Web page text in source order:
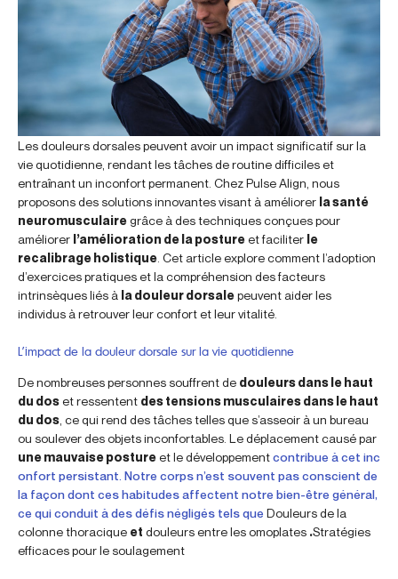
Les douleurs dorsales peuvent avoir un impact significatif sur la
vie quotidienne, rendant les tâches de routine difficiles et
entraînant un inconfort permanent. Chez Pulse Align, nous
proposons des solutions innovantes visant à améliorer la santé
neuromusculaire grâce à des techniques conçues pour
améliorer l’amélioration de la postureet faciliter le
recalibrage holistique . Cet article explore comment l’adoption
d’exercices pratiques et la compréhension des facteurs
intrinsèques liés à la douleur dorsalepeuvent aider les
individus à retrouver leur confort et leur vitalité.
L’impact de la douleur dorsale sur la vie quotidienne
De nombreuses personnes souffrent de douleurs dans le haut
du doset ressentent des tensions musculaires dans le haut
du dos , ce qui rend des tâches telles que s’asseoir à un bureau
ou soulever des objets inconfortables. Le déplacement causé par
une mauvaise postureet le développementcontribue à cet inc
onfort persistant. Notre corps n’est souvent pas conscient de
la façon dont ces habitudes affectent notre bien-être général,
ce qui conduit à des défis négligés tels que Douleurs de la
colonne thoracique et douleurs entre les omoplates .Stratégies
efficaces pour le soulagement